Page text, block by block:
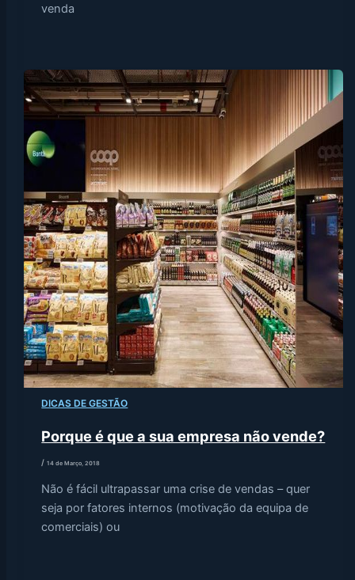
venda
DICAS DE GESTÃO
Porque é que a sua empresa não vende?
/14 de Março, 2018
Não é fácil ultrapassar uma crise de vendas – quer
seja por fatores internos (motivação da equipa de
comerciais) ou